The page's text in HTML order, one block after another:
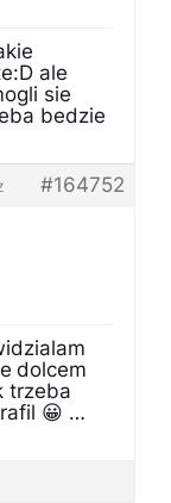
ale
sie
bedzie
#164752
dolcem
trzeba
😀 …